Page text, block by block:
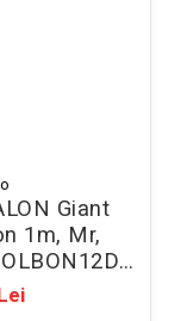
Giant
1m, Mr,